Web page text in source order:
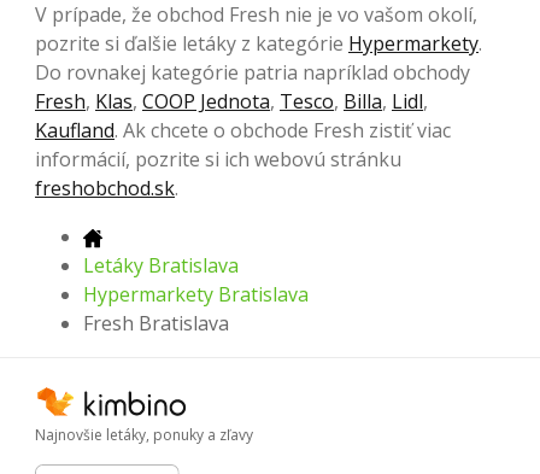
V prípade, že obchod Fresh nie je vo vašom okolí,
pozrite si ďalšie letáky z kategórie Hypermarkety.
Do rovnakej kategórie patria napríklad obchody
Fresh, Klas, COOP Jednota, Tesco, Billa, Lidl,
Kaufland. Ak chcete o obchode Fresh zistiť viac
informácií, pozrite si ich webovú stránku
freshobchod.sk.
Letáky Bratislava
Hypermarkety Bratislava
Fresh Bratislava
Najnovšie letáky, ponuky a zľavy